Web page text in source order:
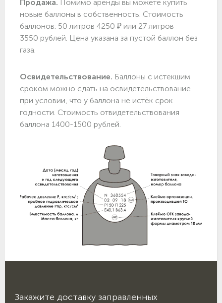
Продажа. Помимо аренды вы можете купить
новые баллоны в собственность. Стоимость
баллонов: 50 литров 4250 ₽ или 27 литров
3550 рублей. Цена указана за пустой баллон без
газа.
Освидетельствование. Баллоны с истекшим
сроком можно сдать на освидетельствование
при условии, что у баллона не истёк срок
годности. Стоимость отвидетельствования
баллона 1400-1500 рублей.
Закажите доставку заправленных